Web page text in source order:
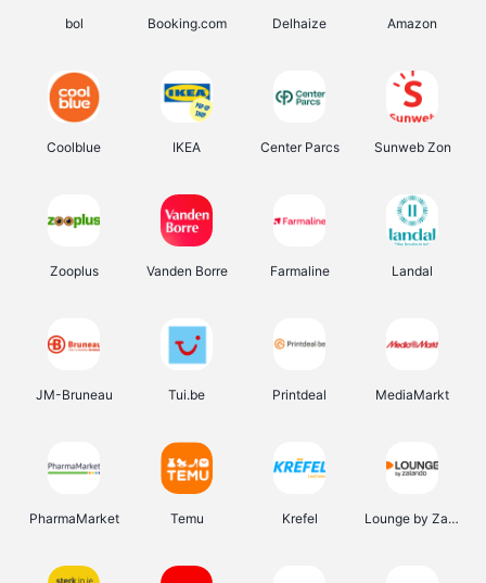
bol Booking.com Delhaize Amazon
Coolblue IKEA Center Parcs Sunweb Zon
Zooplus Vanden Borre Farmaline Landal
JM-Bruneau Tui.be Printdeal MediaMarkt
PharmaMarket Temu Krefel Lounge by Zalando